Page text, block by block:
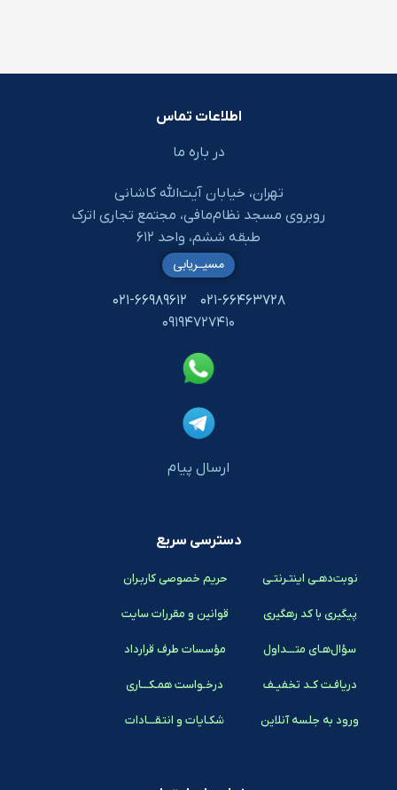
اطلاعات تماس
در باره ما
تهران، خیابان آیت‌الله کاشانی
روبروی مسجد نظام‌مافی، مجتمع تجاری اترک
طبقه ششم، واحد ۶۱۲
۰۲۱-۶۶۴۶۳۷۲۸
۰۲۱-۶۶۹۸۹۶۱۲
۰۹۱۹۴۷۲۷۴۱۰
ارسال پیام
مسیـریابی
دسترسی سریع
نوبت‌دهـی اینتـرنتـی
پیگیری با کد رهگیری
سؤال‌هـای متـــداول
دریافـت کـد تخفیـف
ورود به جلسه آنلاین
حریم خصوصی کاربـران
قوانین و مقررات سایت
مؤسسات طرف قرارداد
درخـواست همـکـــاری
شکـایات و انتقـــادات